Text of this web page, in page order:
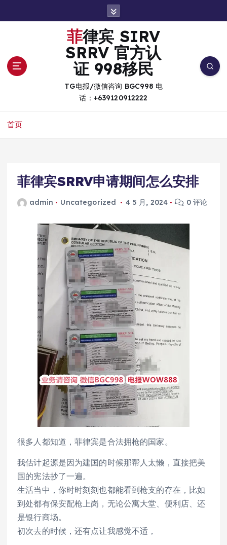
菲律宾 SIRV
SRRV 官方认
证 998移民
TG电报/微信咨询 BGC998 电
话：+639120912222
首页
菲律宾SRRV申请期间怎么安排
admin Uncategorized 4 5 月, 2024 0 评论
很多人都知道，菲律宾是合法拥枪的国家。
我估计起源是因为建国的时候那帮人太懒，直接把美
国的宪法抄了一遍。
生活当中，你时时刻刻也都能看到枪支的存在，比如
到处都有保安配枪上岗，无论公寓大堂、便利店、还
是银行商场。
初次去的时候，还有点让我感觉不适，